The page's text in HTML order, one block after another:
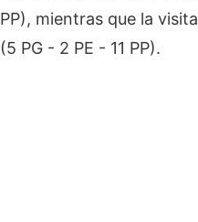
PP), mientras que la
(5 PG - 2 PE - 11 PP).